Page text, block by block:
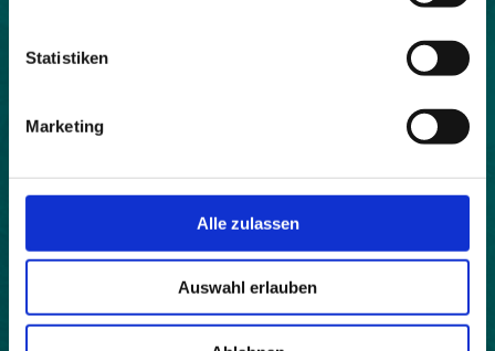
Statistiken
Marketing
Alle zulassen
Auswahl erlauben
Webseite:
Einwohner:
Fläche:
Höhe: